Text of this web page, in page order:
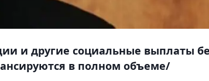
и другие социальные выплаты
в полном объеме/